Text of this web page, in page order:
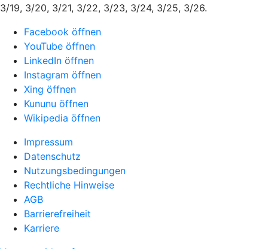
3/19, 3/20, 3/21, 3/22, 3/23, 3/24, 3/25, 3/26.
Facebook öffnen
YouTube öffnen
LinkedIn öffnen
Instagram öffnen
Xing öffnen
Kununu öffnen
Wikipedia öffnen
Impressum
Datenschutz
Nutzungsbedingungen
Rechtliche Hinweise
AGB
Barrierefreiheit
Karriere